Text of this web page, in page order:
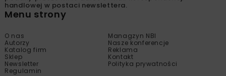
handlowej w postaci newslettera.
Menu strony
O nas
Managzyn NBI
Autorzy
Nasze konferencje
Katalog firm
Reklama
Sklep
Kontakt
Newsletter
Polityka prywatności
Regulamin